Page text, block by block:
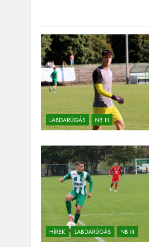
LABDARÚGÁS NB III
HÍREK LABDARÚGÁS NB III